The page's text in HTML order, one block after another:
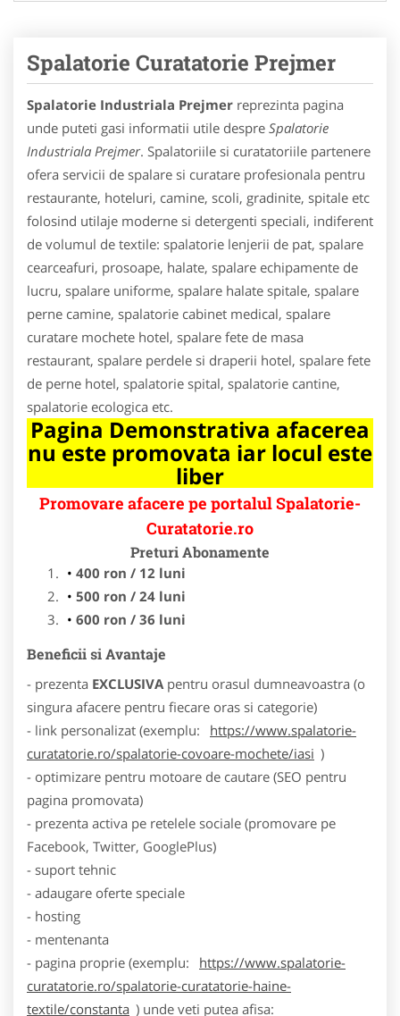
Spalatorie Curatatorie Prejmer
Spalatorie Industriala Prejmer reprezinta pagina
unde puteti gasi informatii utile despre Spalatorie
Industriala Prejmer. Spalatoriile si curatatoriile partenere
ofera servicii de spalare si curatare profesionala pentru
restaurante, hoteluri, camine, scoli, gradinite, spitale etc
folosind utilaje moderne si detergenti speciali, indiferent
de volumul de textile: spalatorie lenjerii de pat, spalare
cearceafuri, prosoape, halate, spalare echipamente de
lucru, spalare uniforme, spalare halate spitale, spalare
perne camine, spalatorie cabinet medical, spalare
curatare mochete hotel, spalare fete de masa
restaurant, spalare perdele si draperii hotel, spalare fete
de perne hotel, spalatorie spital, spalatorie cantine,
spalatorie ecologica etc.
Pagina Demonstrativa afacerea
nu este promovata iar locul este
liber
Promovare afacere pe portalul Spalatorie-
Curatatorie.ro
Preturi Abonamente
400 ron / 12 luni
500 ron / 24 luni
600 ron / 36 luni
Beneficii si Avantaje
- prezenta EXCLUSIVA pentru orasul dumneavoastra (o
singura afacere pentru fiecare oras si categorie)
- link personalizat (exemplu:
https://www.spalatorie-
curatatorie.ro/spalatorie-covoare-mochete/iasi )
- optimizare pentru motoare de cautare (SEO pentru
pagina promovata)
- prezenta activa pe retelele sociale (promovare pe
Facebook, Twitter, GooglePlus)
- suport tehnic
- adaugare oferte speciale
- hosting
- mentenanta
- pagina proprie (exemplu:
https://www.spalatorie-
curatatorie.ro/spalatorie-curatatorie-haine-
textile/constanta ) unde veti putea afisa: